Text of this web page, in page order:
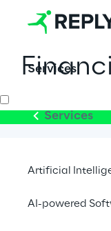
Services
Services
Artificial
AI-powered
2025